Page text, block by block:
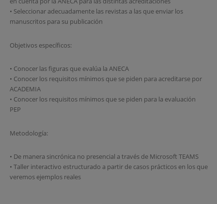
• Seleccionar adecuadamente las revistas a las que enviar los
manuscritos para su publicación
Objetivos específicos:
• Conocer las figuras que evalúa la ANECA
• Conocer los requisitos mínimos que se piden para acreditarse por
ACADEMIA
• Conocer los requisitos mínimos que se piden para la evaluación
PEP
Metodología:
• De manera sincrónica no presencial a través de Microsoft TEAMS
• Taller interactivo estructurado a partir de casos prácticos en los que
veremos ejemplos reales